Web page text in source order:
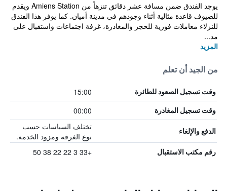
يوجد الفندق ضمن مسافة عشر دقائق تنزهاً من Amiens Station ويقدم
للضيوف قاعدة مثالية أثناء وجودهم في مدينة أميان. كما يوفر هذا الفندق
للنزلاء معاملات فورية للحجز والمغادرة، غرفة اجتماعات واستقبال على
مد...
المزيد
من الجيد أن تعلم
وقت تسجيل الصعود للطائرة 15:00
وقت تسجيل المغادرة 00:00
الدفع والإلغاء
تختلف السياسات حسب
نوع الغرفة ومزود الخدمة.
رقم مكتب الاستقبال +33 3 22 22 38 50